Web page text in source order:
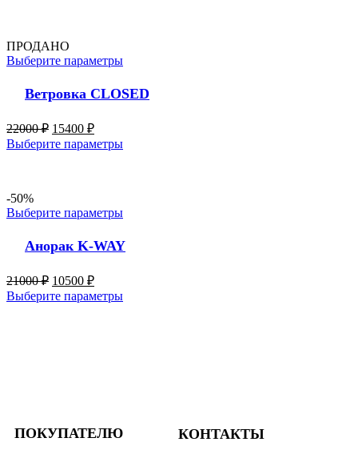
ПРОДАНО
Выберите параметры
Ветровка CLOSED
22000₽ 15400 ₽
Выберите параметры
-50%
Выберите параметры
Анорак K-WAY
21000₽ 10500 ₽
Выберите параметры
ПОКУПАТЕЛЮ КОНТАКТЫ